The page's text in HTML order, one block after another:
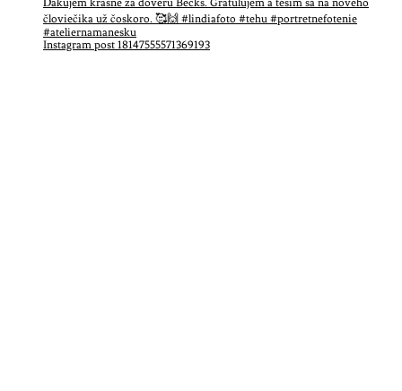
Instagram post 18147555571369193